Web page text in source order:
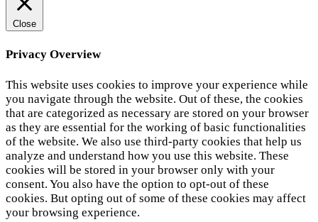
Close
Privacy Overview
This website uses cookies to improve your experience while
you navigate through the website. Out of these, the cookies
that are categorized as necessary are stored on your browser
as they are essential for the working of basic functionalities
of the website. We also use third-party cookies that help us
analyze and understand how you use this website. These
cookies will be stored in your browser only with your
consent. You also have the option to opt-out of these
cookies. But opting out of some of these cookies may affect
your browsing experience.